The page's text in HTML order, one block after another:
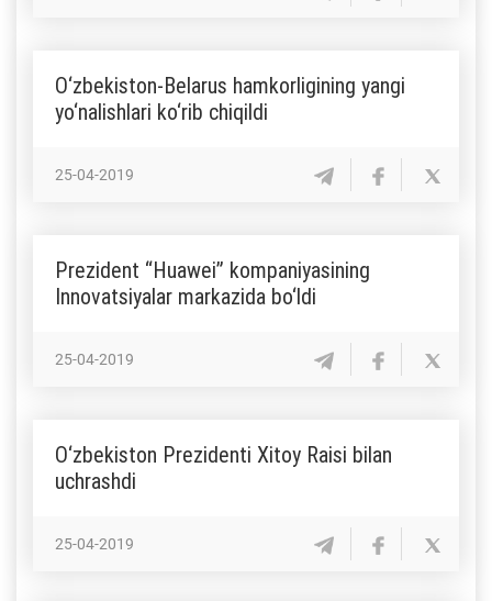
O‘zbekiston-Belarus hamkorligining yangi
yo‘nalishlari ko‘rib chiqildi
25-04-2019
Prezident “Huawei” kompaniyasining
Innovatsiyalar markazida bo‘ldi
25-04-2019
O‘zbekiston Prezidenti Xitoy Raisi bilan
uchrashdi
25-04-2019